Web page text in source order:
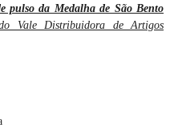
pulso da Medalha de São Bento
Vale Distribuidora de Artigos